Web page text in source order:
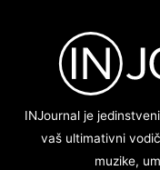
INJournal je
vaš ultimativni
muzike,